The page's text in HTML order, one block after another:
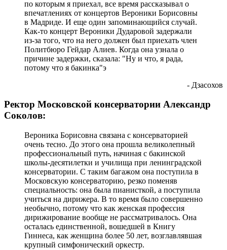
по которым я приехал, все время рассказывал о
впечатлениях от концертов Вероники Борисовны
в Мадриде. И еще один запоминающийся случай.
Как-то концерт Вероники Дударовой задержали
из-за того, что на него должен был приехать член
Политбюро Гейдар Алиев. Когда она узнала о
причине задержки, сказала: "Ну и что, я рада,
потому что я бакинка"э
- Дзасохов
Ректор Московской консерватории Александр
Соколов:
Вероника Борисовна связана с консерваторией
очень тесно. До этого она прошла великолепный
профессиональный путь, начиная с бакинской
школы-десятилетки и училища при ленинградской
консерватории. С таким багажом она поступила в
Московскую консерваторию, резко поменяв
специальность: она была пианисткой, а поступила
учиться на дирижера. В то время было совершенно
необычно, потому что как женская профессия
дирижирование вообще не рассматривалось. Она
осталась единственной, вошедшей в Книгу
Гиннеса, как женщина более 50 лет, возглавлявшая
крупный симфонический оркестр.